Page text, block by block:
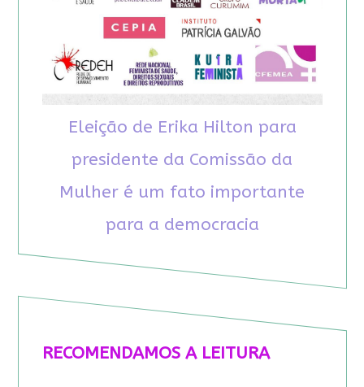
Eleição de Erika Hilton para
presidente da Comissão da
Mulher é um fato importante
para a democracia
RECOMENDAMOS A LEITURA